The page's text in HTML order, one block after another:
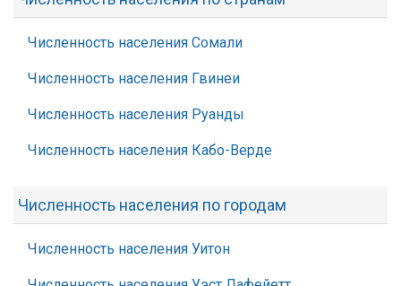
Численность населения Сомали
Численность населения Гвинеи
Численность населения Руанды
Численность населения Кабо-Верде
Численность населения по городам
Численность населения Уитон